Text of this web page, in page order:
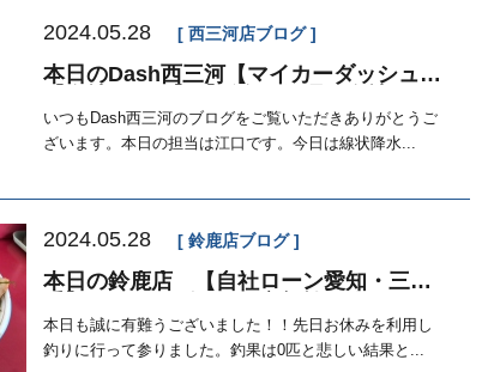
2024.05.28 西三河店ブログ
本日のDash西三河【マイカーダッシュ】
ン】
いつもDash西三河のブログをご覧いただきありがとうご
ざいます。本日の担当は江口です。今日は線状降水...
2024.05.28 鈴鹿店ブログ
本日の鈴鹿店 【自社ローン愛知・三
ン美味しい
本日も誠に有難うございました！！先日お休みを利用し
釣りに行って参りました。釣果は0匹と悲しい結果と...